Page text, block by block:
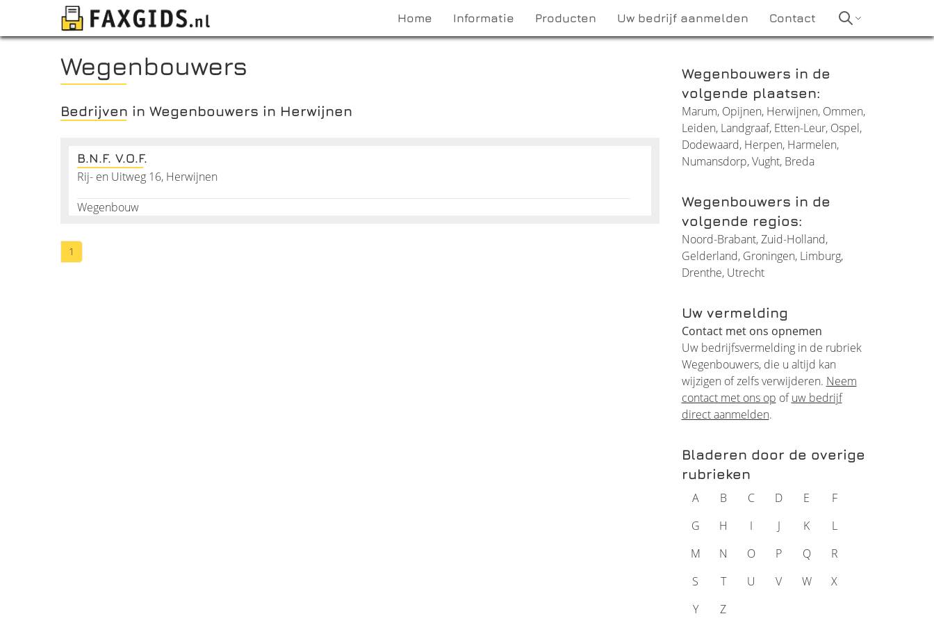
Home Informatie Producten Uw bedrijf aanmelden Contact
Wegenbouwers
Bedrijven in Wegenbouwers in Herwijnen
B.N.F. V.O.F.
Rij- en Uitweg 16, Herwijnen
Wegenbouw
1
Wegenbouwers in de
volgende plaatsen:
Marum, Opijnen, Herwijnen, Ommen,
Leiden, Landgraaf, Etten-Leur, Ospel,
Dodewaard, Herpen, Harmelen,
Numansdorp,Vught, Breda
Wegenbouwers in de
volgende regios:
Noord-Brabant,Zuid-Holland,
Gelderland, Groningen, Limburg,
Drenthe, Utrecht
Uw vermelding
Contact met ons opnemen
Uw bedrijfsvermelding in de rubriek
Wegenbouwers, die u altijd kan
wijzigen of zelfs verwijderen. Neem
contact met ons op ofuw bedrijf
direct aanmelden.
Bladeren door de overige
rubrieken
A B C D E
F
G
H I J K
L
M
N O P Q
R
S
T U V W
X
Y
Z